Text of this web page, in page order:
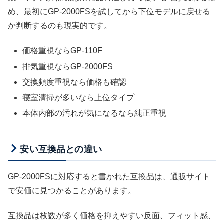
め、最初にGP-2000FSを試してから下位モデルに戻せる
か判断するのも現実的です。
価格重視ならGP-110F
排気重視ならGP-2000FS
交換頻度重視なら価格も確認
寝室清掃が多いなら上位タイプ
本体内部の汚れが気になるなら純正重視
安い互換品との違い
GP-2000FSに対応すると書かれた互換品は、通販サイト
で安価に見つかることがあります。
互換品は枚数が多く価格を抑えやすい反面、フィット感、